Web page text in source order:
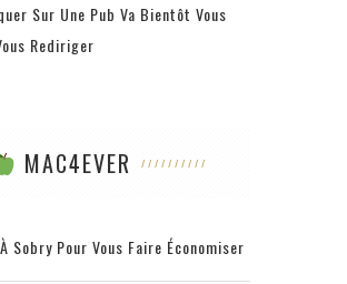
Sur Une Pub Va Bientôt Vous
Rediriger
MAC4EVER
Sobry Pour Vous Faire Économiser